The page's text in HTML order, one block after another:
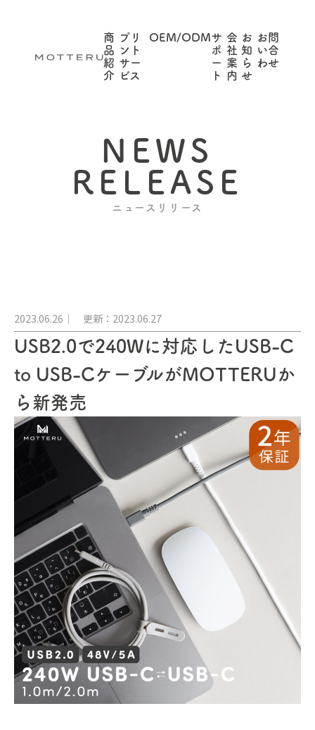
商
品
紹
介
プリ
ント
サー
ビス
OEM/ODMサ
ポ
ー
ト
会
社
案
内
お
知
ら
せ
お問
い合
わせ
NEWS
RELEASE
ニュースリリース
2023.06.26 更新：2023.06.27
USB2.0で240Wに対応したUSB-C
to USB-CケーブルがMOTTERUか
ら新発売